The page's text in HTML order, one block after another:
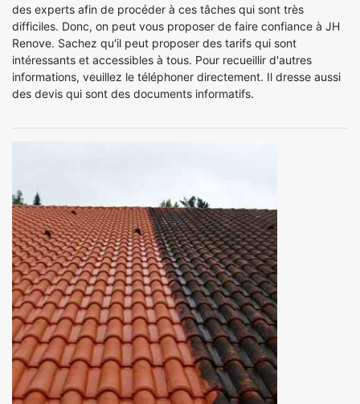
des experts afin de procéder à ces tâches qui sont très
difficiles. Donc, on peut vous proposer de faire confiance à JH
Renove. Sachez qu'il peut proposer des tarifs qui sont
intéressants et accessibles à tous. Pour recueillir d'autres
informations, veuillez le téléphoner directement. Il dresse aussi
des devis qui sont des documents informatifs.